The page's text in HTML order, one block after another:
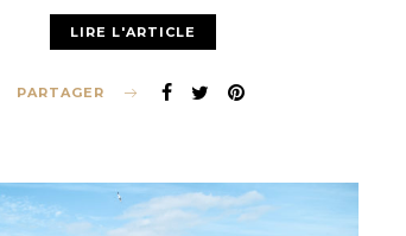
LIRE L'ARTICLE
PARTAGER